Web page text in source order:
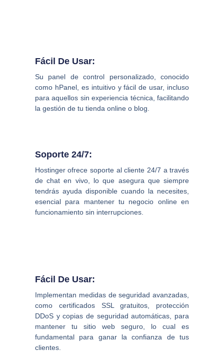
Fácil De Usar:
Su panel de control personalizado, conocido
como hPanel, es intuitivo y fácil de usar, incluso
para aquellos sin experiencia técnica, facilitando
la gestión de tu tienda online o blog.
Soporte 24/7:
Hostinger ofrece soporte al cliente 24/7 a través
de chat en vivo, lo que asegura que siempre
tendrás ayuda disponible cuando la necesites,
esencial para mantener tu negocio online en
funcionamiento sin interrupciones.
Fácil De Usar:
Implementan medidas de seguridad avanzadas,
como certificados SSL gratuitos, protección
DDoS y copias de seguridad automáticas, para
mantener tu sitio web seguro, lo cual es
fundamental para ganar la confianza de tus
clientes.